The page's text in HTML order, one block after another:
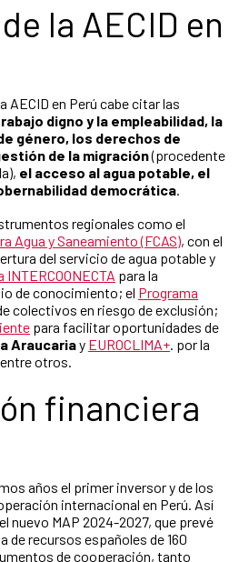
la AECID en
AECID en Perú cabe citar las
digno y la empleabilidad, la
género, los derechos de
de la migración(procedente
el acceso al agua potable, el
democrática
regionales como el
Agua y Saneamiento (FCAS), con el
del servicio de agua potable y
INTERCOONECTA para la
de conocimiento; el Programa
colectivos en riesgo de exclusión;
para facilitar oportunidades de
Araucariay EUROCLIMA+ . por la
otros.
financiera
años el primer inversor y de los
internacional en Perú. Así
nuevo MAP 2024-2027, que prevé
recursos españoles de 160
de cooperación, tanto